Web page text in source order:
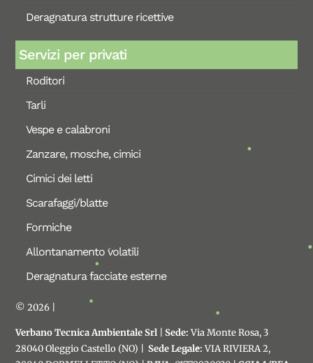
Deragnatura strutture ricettive
Servizi per privati
Roditori
Tarli
Vespe e calabroni
Zanzare, mosche, cimici
Cimici dei letti
Scarafaggi/blatte
Formiche
Allontanamento volatili
Deragnatura facciate esterne
© 2026 |
Verbano Tecnica Ambientale Srl |Sede:Via Monte Rosa, 3
28040 Oleggio Castello (NO) |Sede Legale:VIA RIVIERA 2,